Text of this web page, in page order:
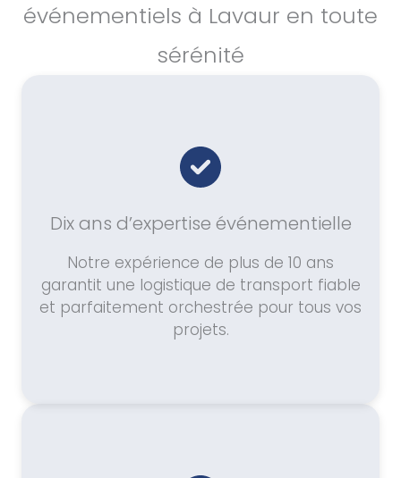
événementiels à Lavaur en toute
sérénité
Dix ans d’expertise événementielle
Notre expérience de plus de 10 ans
garantit une logistique de transport fiable
et parfaitement orchestrée pour tous vos
projets.